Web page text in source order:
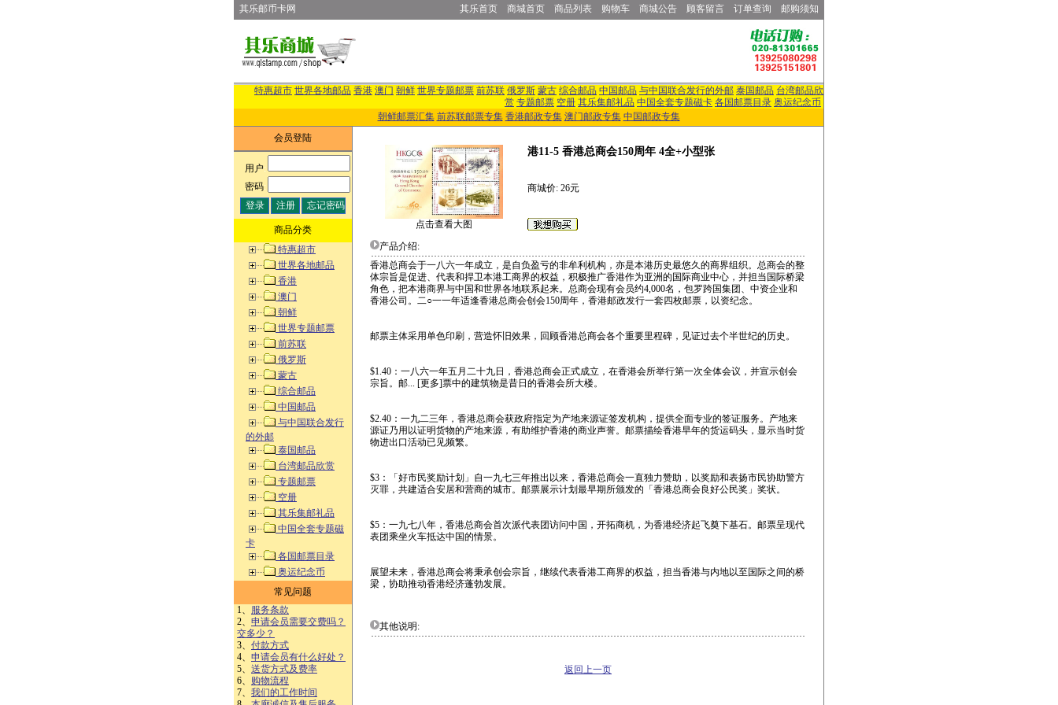
其乐邮币卡网 其乐首页 商城首页 商品列表 购物车 商城公告 顾客留言 订单查询 邮购须知
特惠超市 世界各地邮品 香港 澳门 朝鲜 世界专题邮票 前苏联 俄罗斯 蒙古 综合邮品 中国邮品 与中国联合发行的外邮 泰国邮品 台湾邮品欣
赏 专题邮票 空册 其乐集邮礼品 中国全套专题磁卡 各国邮票目录 奥运纪念币
朝鲜邮票汇集 前苏联邮票专集 香港邮政专集 澳门邮政专集 中国邮政专集
会员登陆
用户:
密码:
商品分类
特惠超市
世界各地邮品
香港
澳门
朝鲜
世界专题邮票
前苏联
俄罗斯
蒙古
综合邮品
中国邮品
与中国联合发行
的外邮
泰国邮品
台湾邮品欣赏
专题邮票
空册
其乐集邮礼品
中国全套专题磁
卡
各国邮票目录
奥运纪念币
常见问题
1、 服务条款
2、 申请会员需要交费吗？
交多少？
3、 付款方式
4、 申请会员有什么好处？
5、 送货方式及费率
6、 购物流程
7、 我们的工作时间
点击查看大图
港11-5 香港总商会150周年 4全+小型张
商城价: 26元
产品介绍:
香港总商会于一八六一年成立，是自负盈亏的非牟利机构，亦是本港历史最悠久的商界组织。总商会的整
体宗旨是促进、代表和捍卫本港工商界的权益，积极推广香港作为亚洲的国际商业中心，并担当国际桥梁
角色，把本港商界与中国和世界各地联系起来。总商会现有会员约4,000名，包罗跨国集团、中资企业和
香港公司。二○一一年适逢香港总商会创会150周年，香港邮政发行一套四枚邮票，以资纪念。
邮票主体采用单色印刷，营造怀旧效果，回顾香港总商会各个重要里程碑，见证过去个半世纪的历史。
$1.40：一八六一年五月二十九日，香港总商会正式成立，在香港会所举行第一次全体会议，并宣示创会
宗旨。邮... [更多]票中的建筑物是昔日的香港会所大楼。
$2.40：一九二三年，香港总商会获政府指定为产地来源证签发机构，提供全面专业的签证服务。产地来
源证乃用以证明货物的产地来源，有助维护香港的商业声誉。邮票描绘香港早年的货运码头，显示当时货
物进出口活动已见频繁。
$3：「好市民奖励计划」自一九七三年推出以来，香港总商会一直独力赞助，以奖励和表扬市民协助警方
灭罪，共建适合安居和营商的城市。邮票展示计划最早期所颁发的「香港总商会良好公民奖」奖状。
$5：一九七八年，香港总商会首次派代表团访问中国，开拓商机，为香港经济起飞奠下基石。邮票呈现代
表团乘坐火车抵达中国的情景。
展望未来，香港总商会将秉承创会宗旨，继续代表香港工商界的权益，担当香港与内地以至国际之间的桥
梁，协助推动香港经济蓬勃发展。
其他说明:
返回上一页